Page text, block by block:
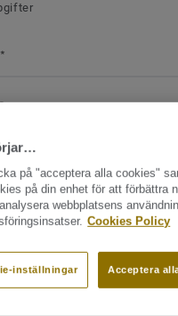
*
på "acceptera alla cookies"
på din enhet för att förbättra
webbplatsens
Cookies Policy
Acceptera
inställningar